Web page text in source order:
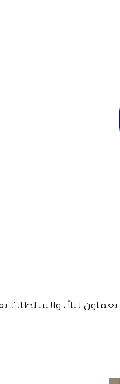
45 درجة مئوية في نيودلهي.